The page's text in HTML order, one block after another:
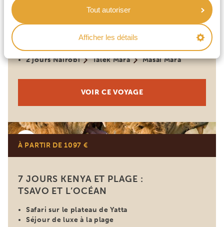
Tout autoriser
Afficher les détails
4 JOURS KENYA: EXPLOREZ LE
MASAI MARA
Faune africaine emblématique
2 jours Nairobi
Talek Mara Masai Mara
VOIR CE VOYAGE
Kenya
À PARTIR DE 1097 €
7 JOURS KENYA ET PLAGE :
TSAVO ET L’OCÉAN
Safari sur le plateau de Yatta
Séjour de luxe à la plage